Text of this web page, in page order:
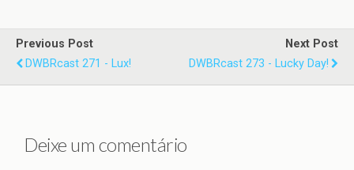
Previous Post
DWBRcast 271 - Lux!
Next Post
DWBRcast 273 - Lucky Day!
Deixe um comentário